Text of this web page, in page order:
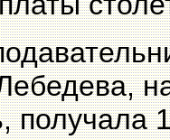
получала